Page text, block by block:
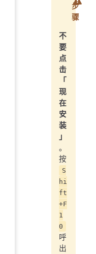
步
骤
不
要
点
击
「
现
在
安
装
」
。
按
S
hi
ft
+F
1
0
呼
出